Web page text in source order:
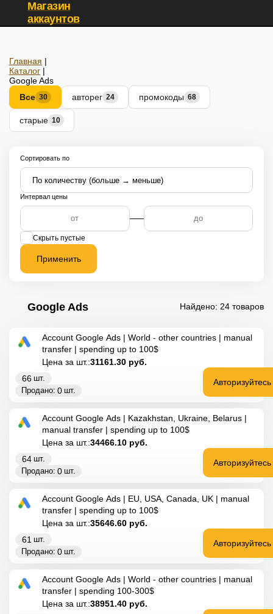
Магазин
аккаунтов
Главная |
Каталог |
Google Ads
Все 30 авторег 24 промокоды 68
старые 10
Сортировать по
Интервал цены
Скрыть пустые
Применить
Google Ads Найдено: 24 товаров
Account Google Ads | World - other countries | manual
transfer | spending up to 100$
66 шт.
Продано: 0 шт.
Цена за шт.:31161.30 руб.
Авторизуйтесь
Account Google Ads | Kazakhstan, Ukraine, Belarus |
manual transfer | spending up to 100$
64 шт.
Продано: 0 шт.
Цена за шт.:34466.10 руб.
Авторизуйтесь
Account Google Ads | EU, USA, Canada, UK | manual
transfer | spending up to 100$
61 шт.
Продано: 0 шт.
Цена за шт.:35646.60 руб.
Авторизуйтесь
Account Google Ads | World - other countries | manual
transfer | spending 100-300$
Цена за шт.:38951.40 руб.